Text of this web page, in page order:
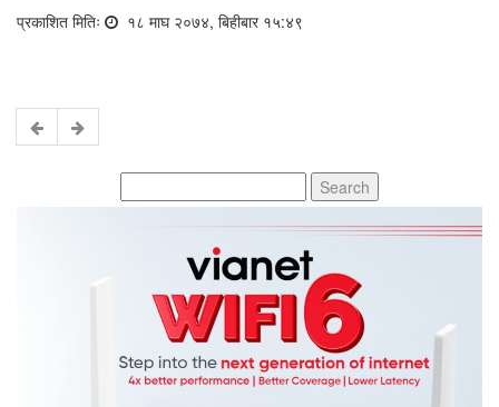
प्रकाशित मितिः १८ माघ २०७४, बिहीबार १५:४९
for: